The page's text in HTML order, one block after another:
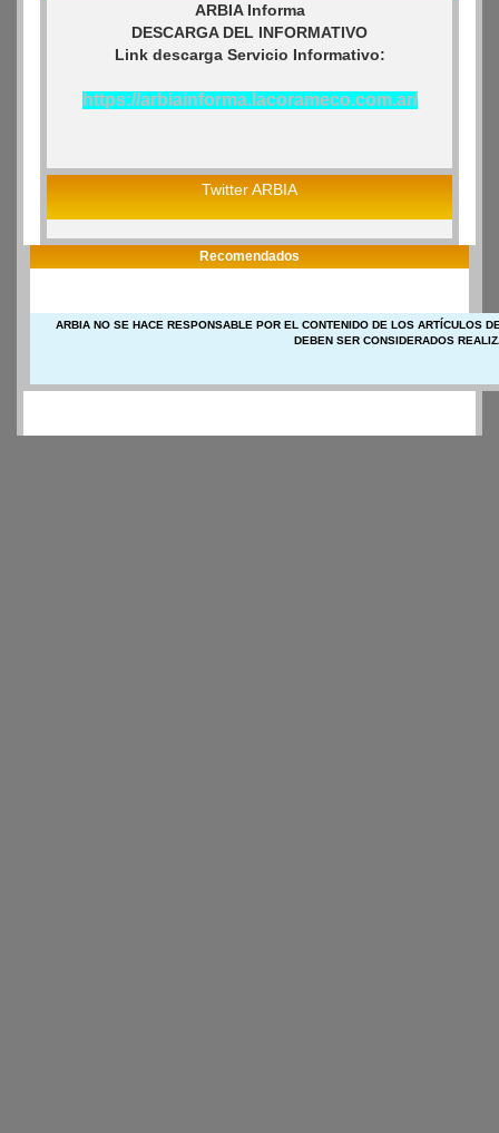
ARBIA Informa
DESCARGA DEL INFORMATIVO
Link descarga Servicio Informativo:
https://arbiainforma.lacorameco.com.ar/
Twitter ARBIA
Recomendados
ARBIA NO SE HACE RESPONSABLE POR EL CONTENIDO DE LOS ARTÍCULOS
DEBEN SER CONSIDERADOS